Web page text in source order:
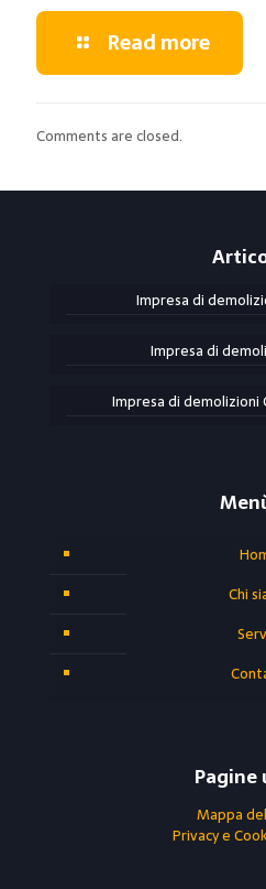
Read more
Comments are closed.
Impresa di
Impresa di
Impresa di demolizioni
Chi
Mappa
Privacy e